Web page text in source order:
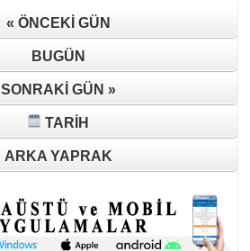
« ÖNCEKI GÜN
BUGÜN
SONRAKI GÜN »
TARIH
ARKA YAPRAK